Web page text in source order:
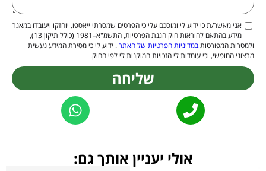
אני מאשר/ת כי ידוע לי ומוסכם עלי כי הפרטים שמסרתי ייאספו, יוחזקו ויעובדו במאגר
מידע בהתאם להוראות חוק הגנת הפרטיות, התשמ"א–1981 (כולל תיקון 13),
ולמטרות המפורטותבמדיניות הפרטיות של האתר. ידוע לי כי מסירת המידע נעשית
מרצוני החופשי, וכי עומדות לי הזכויות המוקנות לי לפי החוק.
שליחה
אולי יעניין אותך גם: